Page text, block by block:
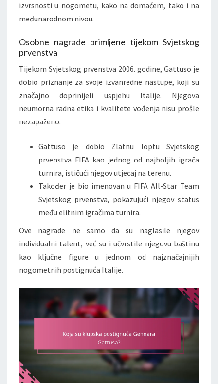
izvrsnosti u nogometu, kako na domaćem, tako i na
međunarodnom nivou.
Osobne nagrade primljene tijekom Svjetskog
prvenstva
Tijekom Svjetskog prvenstva 2006. godine, Gattuso je
dobio priznanje za svoje izvanredne nastupe, koji su
značajno doprinijeli uspjehu Italije. Njegova
neumorna radna etika i kvalitete vođenja nisu prošle
nezapaženo.
Gattuso je dobio Zlatnu loptu Svjetskog
prvenstva FIFA kao jednog od najboljih igrača
turnira, ističući njegov utjecaj na terenu.
Također je bio imenovan u FIFA All-Star Team
Svjetskog prvenstva, pokazujući njegov status
među elitnim igračima turnira.
Ove nagrade ne samo da su naglasile njegov
individualni talent, već su i učvrstile njegovu baštinu
kao ključne figure u jednom od najznačajnijih
nogometnih postignuća Italije.